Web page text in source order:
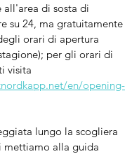
all'area di sosta di
su 24, ma gratuitamente
orari di apertura
per gli orari di
visita
en/opening-
lungo la scogliera
alla guida